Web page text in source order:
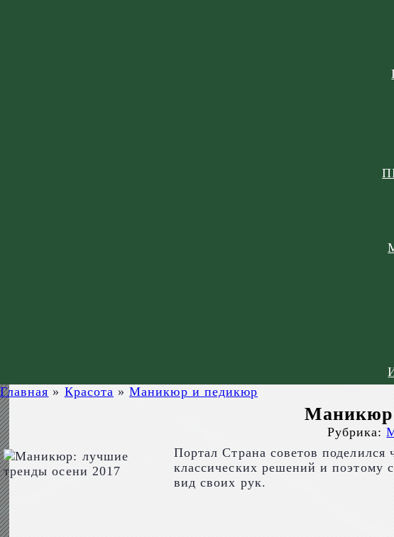
Главная » Красота » Маникюр и педикюр
Рубрика:
Портал Страна советов
классических решений и поэтому
вид своих рук.